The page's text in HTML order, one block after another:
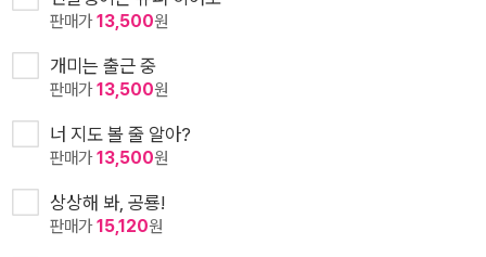
판매가13,500원
개미는 출근 중
판매가13,500원
너 지도 볼 줄 알아?
판매가13,500원
상상해 봐, 공룡!
판매가15,120원